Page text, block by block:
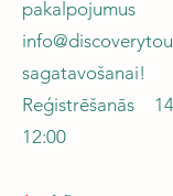
sagatavošanai!
Reģistrēšanās
12:00